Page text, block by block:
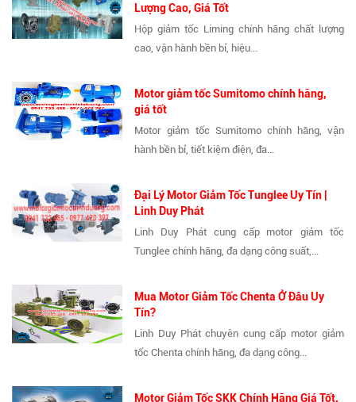
Lượng Cao, Giá Tốt
Hộp giảm tốc Liming chính hãng chất lượng
cao, vận hành bền bỉ, hiệu...
Motor giảm tốc Sumitomo chính hãng,
giá tốt
Motor giảm tốc Sumitomo chính hãng, vận
hành bền bỉ, tiết kiệm điện, đa...
Đại Lý Motor Giảm Tốc Tunglee Uy Tín |
Linh Duy Phát
Linh Duy Phát cung cấp motor giảm tốc
Tunglee chính hãng, đa dạng công suất,...
Mua Motor Giảm Tốc Chenta Ở Đâu Uy
Tín?
Linh Duy Phát chuyên cung cấp motor giảm
tốc Chenta chính hãng, đa dạng công...
Motor Giảm Tốc SKK Chính Hãng Giá Tốt,